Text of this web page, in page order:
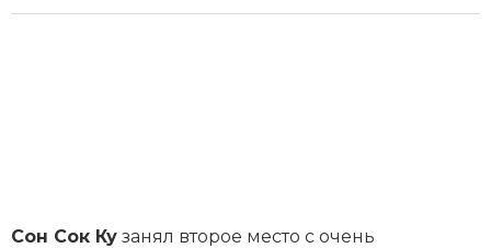
Сон Сок Ку занял второе место с очень